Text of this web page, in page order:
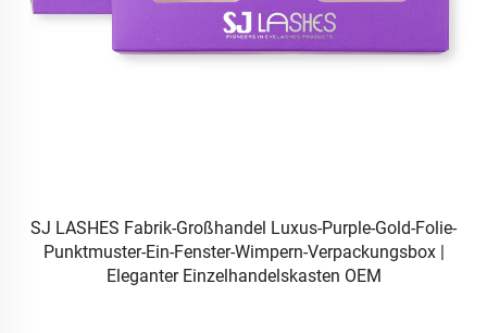
SJ LASHES Fabrik-Großhandel Luxus-Purple-Gold-Folie-
Punktmuster-Ein-Fenster-Wimpern-Verpackungsbox |
Eleganter Einzelhandelskasten OEM